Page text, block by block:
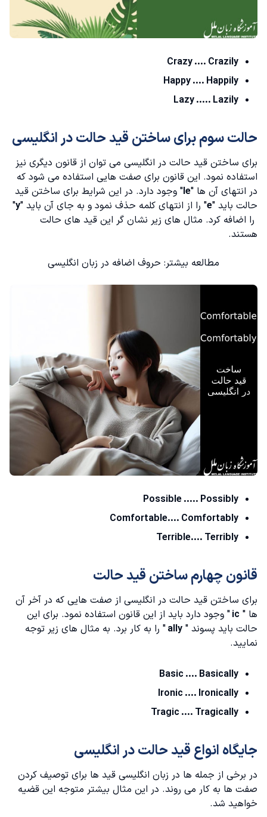
Crazy .... Crazily
Happy .... Happily
Lazy ..... Lazily
حالت سوم برای ساختن قید حالت در انگلیسی
برای ساختن قید حالت در انگلیسی می توان از قانون دیگری نیز
استفاده نمود. این قانون برای صفت هایی استفاده می شود که
در انتهای آن ها "le" وجود دارد. در این شرایط برای ساختن قید
حالت باید "e" را از انتهای کلمه حذف نمود و به جای آن باید "y
"
را اضافه کرد. مثال های زیر نشان گر این قید های حالت
هستند.
مطالعه بیشتر: حروف اضافه در زبان انگلیسی
Possible ..... Possibly
Comfortable.... Comfortably
Terrible.... Terribly
قانون چهارم ساختن قید حالت
برای ساختن قید حالت در انگلیسی از صفت هایی که در آخر آن
ها " ic" وجود دارد باید از این قانون استفاده نمود. برای این
حالت باید پسوند " ally" را به کار برد. به مثال های زیر توجه
نمایید.
Basic .... Basically
Ironic .... Ironically
Tragic .... Tragically
جایگاه انواع قید حالت در انگلیسی
در برخی از جمله ها در زبان انگلیسی قید ها برای توصیف کردن
صفت ها به کار می روند. در این مثال بیشتر متوجه این قضیه
خواهید شد.